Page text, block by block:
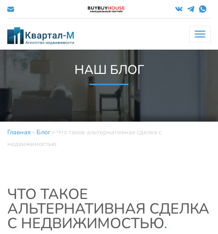
Меню
НАШ БЛОГ
Главная » Блог » Что такое альтернативная сделка с
недвижимостью
ЧТО ТАКОЕ
АЛЬТЕРНАТИВНАЯ СДЕЛКА
С НЕДВИЖИМОСТЬЮ.